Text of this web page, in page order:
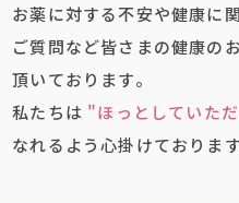
お薬に対する不安や健康に
ご質問など皆さまの健康の
頂いております。
私たちは "ほっとしていた
なれるよう心掛けております